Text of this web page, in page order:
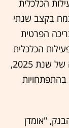
הכלכלית
בקצב שנתי
הפרטית
הכלכלית
צפויה להמשיך ולהתאושש במחצית השנייה של שנת 2025,
"אומדן